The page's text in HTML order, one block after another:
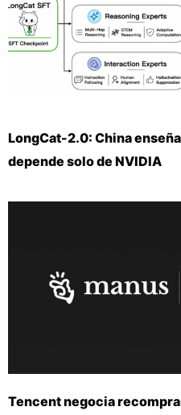
LongCat-2.0: China
depende solo de NVIDIA
Tencent negocia